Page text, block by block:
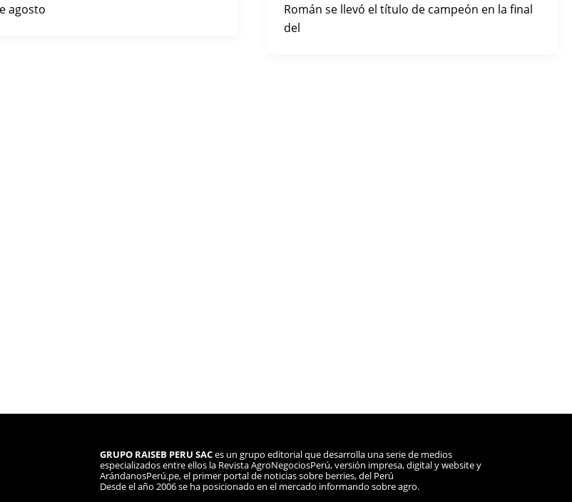
agosto
Román se llevó el título de campeón en la final
del
GRUPO RAISEB PERU SACes un grupo editorial que desarrolla una serie de medios
especializados entre ellos la Revista AgroNegociosPerú, versión impresa, digital y website y
ArándanosPerú.pe, el primer portal de noticias sobre berries, del Perú
Desde el año 2006 se ha posicionado en el mercado informando sobre agro.